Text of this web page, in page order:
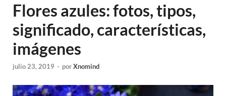
Flores azules: fotos, tipos,
significado, características,
imágenes
julio 23, 2019 - porXnomind